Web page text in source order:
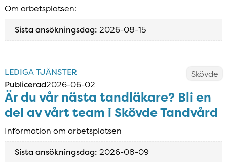
Om arbetsplatsen:
Sista ansökningsdag: 2026-08-15
Skövde
LEDIGA TJÄNSTER
Publicerad2026-06-02
Är du vår nästa tandläkare? Bli en
del av vårt team i Skövde Tandvård
Information om arbetsplatsen
Sista ansökningsdag: 2026-08-09